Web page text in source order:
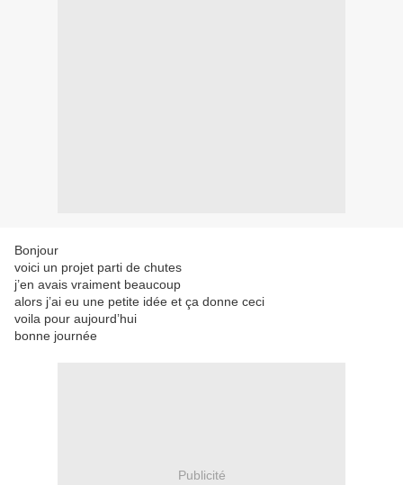
Bonjour
voici un projet parti de chutes
j’en avais vraiment beaucoup
alors j’ai eu une petite idée et ça donne ceci
voila pour aujourd’hui
bonne journée
Publicité